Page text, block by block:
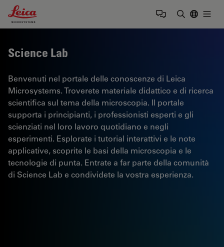
Leica Microsystems Logo
Science Lab
Benvenuti nel portale delle conoscenze di Leica
Microsystems. Troverete materiale didattico e di ricerca
scientifica sul tema della microscopia. Il portale
supporta i principianti, i professionisti esperti e gli
scienziati nel loro lavoro quotidiano e negli
esperimenti. Esplorate i tutorial interattivi e le note
applicative, scoprite le basi della microscopia e le
tecnologie di punta. Entrate a far parte della comunità
di Science Lab e condividete la vostra esperienza.